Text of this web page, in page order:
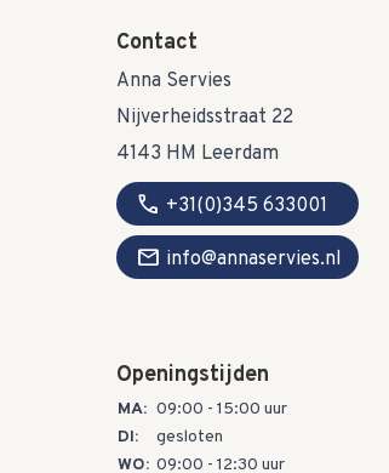
Contact
Anna Servies
Nijverheidsstraat 22
4143 HM Leerdam
call +31(0)345 633001
mail info@annaservies.nl
Openingstijden
MA: 09:00 - 15:00 uur
DI:
gesloten
WO: 09:00 - 12:30 uur